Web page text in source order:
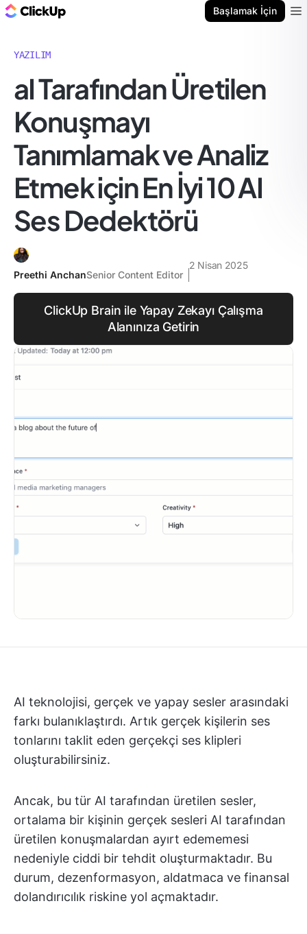
Başlamak İçin
YAZILIM
aI Tarafından Üretilen
Konuşmayı
Tanımlamak ve Analiz
Etmek için En İyi 10 AI
Ses Dedektörü
Preethi AnchanSenior Content Editor
2 Nisan 2025
ClickUp Brain ile Yapay Zekayı Çalışma
Alanınıza Getirin
AI teknolojisi, gerçek ve yapay sesler arasındaki
farkı bulanıklaştırdı. Artık gerçek kişilerin ses
tonlarını taklit eden gerçekçi ses klipleri
oluşturabilirsiniz.
Ancak, bu tür AI tarafından üretilen sesler,
ortalama bir kişinin gerçek sesleri AI tarafından
üretilen konuşmalardan ayırt edememesi
nedeniyle ciddi bir tehdit oluşturmaktadır. Bu
durum, dezenformasyon, aldatmaca ve finansal
dolandırıcılık riskine yol açmaktadır.